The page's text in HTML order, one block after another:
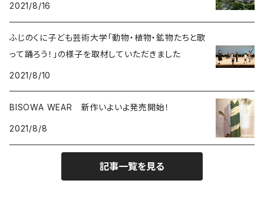
ルチルクォーツ
ハーキマーダイアモンド
スモーキークォーツ
ガーデンクォーツ
能作
2021/8/16
ふじのくに子ども芸術大学「動物・植物・鉱物たちと歌
って踊ろう！」の様子を取材していただきました
2021/8/10
BISOWA WEAR 新作いよいよ発売開始！
2021/8/8
記事一覧を見る